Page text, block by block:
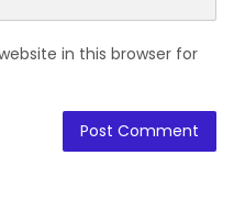
in this browser for